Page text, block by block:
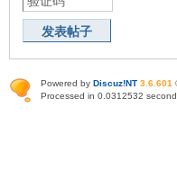
发表帖子
Powered by Discuz!NT 3.6.601
Processed in 0.0312532